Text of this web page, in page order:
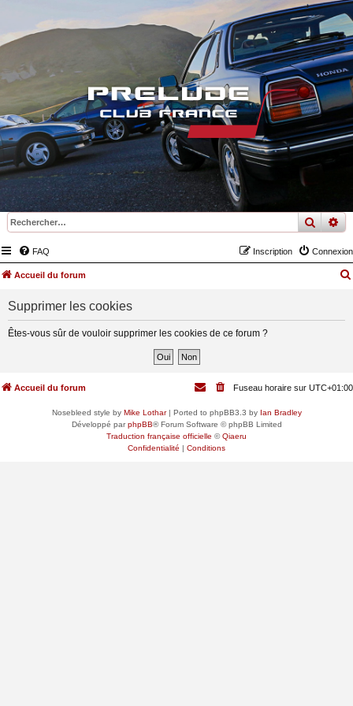
FAQ Connexion
Inscription
Accueil du forum
Supprimer les cookies
Êtes-vous sûr de vouloir supprimer les cookies de ce forum ?
Accueil du forum Fuseau horaire sur UTC+01:00
Nosebleed style by Mike Lothar| Ported to phpBB3.3 by Ian Bradley
Développé parphpBB® Forum Software © phpBB Limited
Traduction française officielle ©Qiaeru
Confidentialité | Conditions